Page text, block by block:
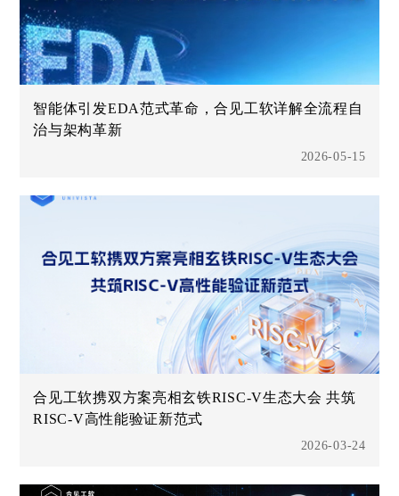
智能体引发EDA范式革命，合见工软详解全流程自
治与架构革新
2026-05-15
合见工软携双方案亮相玄铁RISC-V生态大会 共筑
RISC-V高性能验证新范式
2026-03-24